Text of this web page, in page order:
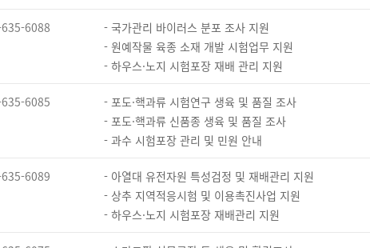
6088
- 국가관리 바이러스 분포 조사 지원
- 원예작물 육종 소재 개발 시험업무 지원
- 하우스·노지 시험포장 재배 관리 지원
6085
- 포도·핵과류 시험연구 생육 및 품질 조사
- 포도·핵과류 신품종 생육 및 품질 조사
- 과수 시험포장 관리 및 민원 안내
6089
- 아열대 유전자원 특성검정 및 재배관리 지원
- 상추 지역적응시험 및 이용촉진사업 지원
- 하우스·노지 시험포장 재배관리 지원